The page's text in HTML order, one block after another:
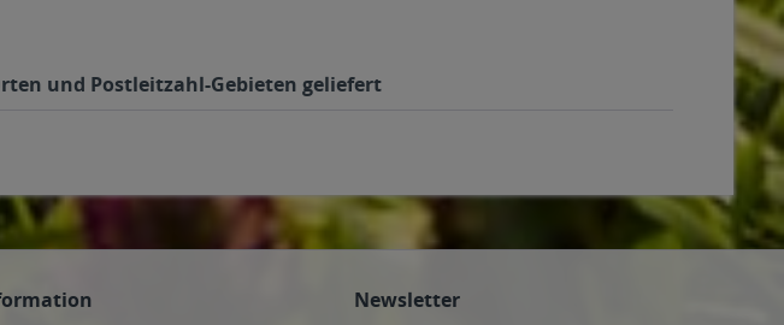
und Postleitzahl-Gebieten geliefert
Newsletter